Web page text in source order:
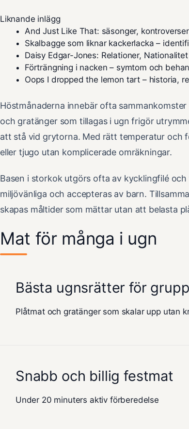
Liknande inlägg
And Just Like That: säsonger,
Skalbagge som liknar kackerlacka –
Daisy Edgar-Jones: Relationer,
Förträngning i nacken – symtom och
Oops I dropped the lemon tart – historia,
Höstmånaderna innebär ofta
och gratänger som tillagas i ugn frigör
att stå vid grytorna. Med rätt temperatur och
eller tjugo utan komplicerade omräkningar.
Basen i storkok utgörs ofta av kycklingfilé
miljövänliga och accepteras av barn.
skapas måltider som mättar utan att belasta
Mat för många i ugn
Bästa ugnsrätter för
Plåtmat och gratänger som skalar upp utan
Snabb och billig festmat
Under 20 minuters aktiv förberedelse